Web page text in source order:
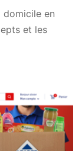
domicile en
et les